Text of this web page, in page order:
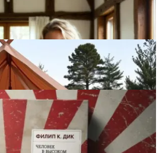
Насос На Постоянных
Приёмочную Комиссию